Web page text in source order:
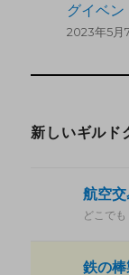
グイベ
2023年5月
新しいギルド
航空
どこでも
鉄の